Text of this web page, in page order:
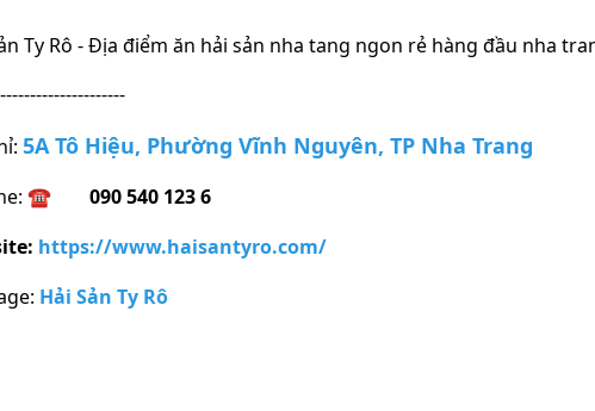
Ty Rô - Địa điểm ăn hải sản nha tang ngon rẻ hàng đầu nha
5A Tô Hiệu, Phường Vĩnh Nguyên, TP Nha Trang
☎
090 540 123 6
https://www.haisantyro.com/
Hải Sản Ty Rô